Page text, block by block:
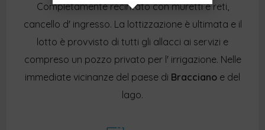
Completamente recintato con muretti e reti,
cancello d' ingresso. La lottizzazione è ultimata e il
lotto è provvisto di tutti gli allacci ai servizi e
compreso un pozzo privato per l' irrigazione. Nelle
immediate vicinanze del paese di Bracciano e del
lago.